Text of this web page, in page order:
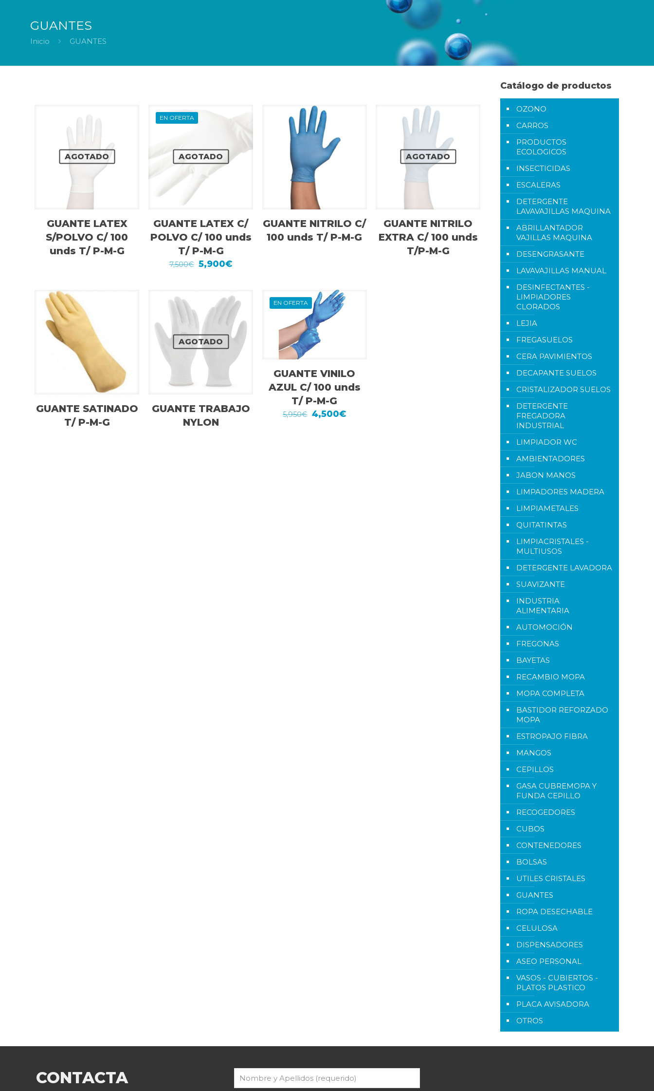
GUANTES
Inicio GUANTES
AGOTADO
GUANTE LATEX
S/POLVO C/ 100
unds T/ P-M-G
EN OFERTA
AGOTADO
GUANTE LATEX C/
POLVO C/ 100 unds
T/ P-M-G
7,500€ El
7,500€.
5,900€El
5,900€.
GUANTE NITRILO C/
100 unds T/ P-M-G
AGOTADO
GUANTE NITRILO
EXTRA C/ 100 unds
T/P-M-G
GUANTE SATINADO
T/ P-M-G
AGOTADO
GUANTE TRABAJO
NYLON
EN OFERTA
GUANTE VINILO
AZUL C/ 100 unds
T/ P-M-G
5,950€ El
4,500€El
Catálogo de productos
OZONO
CARROS
PRODUCTOS
ECOLOGICOS
INSECTICIDAS
ESCALERAS
DETERGENTE
LAVAVAJILLAS MAQUINA
ABRILLANTADOR
VAJILLAS MAQUINA
DESENGRASANTE
LAVAVAJILLAS MANUAL
DESINFECTANTES -
LIMPIADORES
CLORADOS
LEJIA
FREGASUELOS
CERA PAVIMIENTOS
DECAPANTE SUELOS
CRISTALIZADOR SUELOS
DETERGENTE
FREGADORA
INDUSTRIAL
LIMPIADOR WC
AMBIENTADORES
JABON MANOS
LIMPADORES MADERA
LIMPIAMETALES
QUITATINTAS
LIMPIACRISTALES -
MULTIUSOS
DETERGENTE LAVADORA
SUAVIZANTE
INDUSTRIA
ALIMENTARIA
AUTOMOCIÓN
FREGONAS
BAYETAS
RECAMBIO MOPA
MOPA COMPLETA
BASTIDOR REFORZADO
MOPA
ESTROPAJO FIBRA
MANGOS
CEPILLOS
GASA CUBREMOPA Y
FUNDA CEPILLO
RECOGEDORES
CUBOS
CONTENEDORES
BOLSAS
UTILES CRISTALES
GUANTES
ROPA DESECHABLE
CELULOSA
DISPENSADORES
ASEO PERSONAL
VASOS - CUBIERTOS -
PLATOS PLASTICO
PLACA AVISADORA
OTROS
CONTACTA